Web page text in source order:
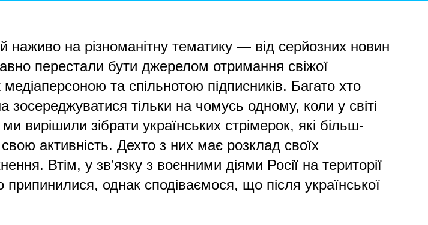
наживо на різноманітну тематику — від серйозних новин
перестали бути джерелом отримання свіжої
та спільнотою підписників. Багато хто
тільки на чомусь одному, коли у світі
вирішили зібрати українських стрімерок, які більш-
активність. Дехто з них має розклад своїх
Втім, у зв’язку з воєнними діями Росії на території
однак сподіваємося, що після української